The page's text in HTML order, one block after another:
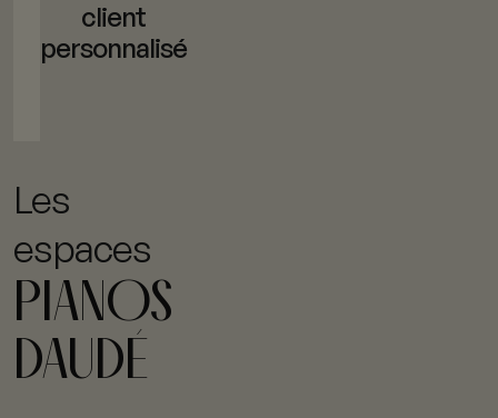
client
personnalisé
Les
espaces
PIANOS
DAUDÉ